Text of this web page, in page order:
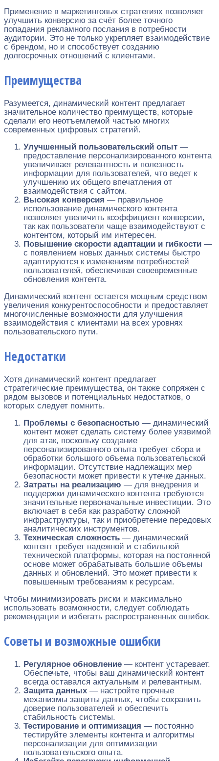
Применение в маркетинговых стратегиях позволяет
улучшить конверсию за счёт более точного
попадания рекламного послания в потребности
аудитории. Это не только укрепляет взаимодействие
с брендом, но и способствует созданию
долгосрочных отношений с клиентами.
Преимущества
Разумеется, динамический контент предлагает
значительное количество преимуществ, которые
сделали его неотъемлемой частью многих
современных цифровых стратегий.
Улучшенный пользовательский опыт —
предоставление персонализированного контента
увеличивает релевантность и полезность
информации для пользователей, что ведет к
улучшению их общего впечатления от
взаимодействия с сайтом.
Высокая конверсия — правильное
использование динамического контента
позволяет увеличить коэффициент конверсии,
так как пользователи чаще взаимодействуют с
контентом, который им интересен.
Повышение скорости адаптации и гибкости —
с появлением новых данных системы быстро
адаптируются к изменениям потребностей
пользователей, обеспечивая своевременные
обновления контента.
Динамический контент остается мощным средством
увеличения конкурентоспособности и предоставляет
многочисленные возможности для улучшения
взаимодействия с клиентами на всех уровнях
пользовательского пути.
Недостатки
Хотя динамический контент предлагает
стратегические преимущества, он также сопряжен с
рядом вызовов и потенциальных недостатков, о
которых следует помнить.
Проблемы с безопасностью — динамический
контент может сделать систему более уязвимой
для атак, поскольку создание
персонализированного опыта требует сбора и
обработки большого объема пользовательской
информации. Отсутствие надлежащих мер
безопасности может привести к утечке данных.
Затраты на реализацию — для внедрения и
поддержки динамического контента требуются
значительные первоначальные инвестиции. Это
включает в себя как разработку сложной
инфраструктуры, так и приобретение передовых
аналитических инструментов.
Техническая сложность — динамический
контент требует надежной и стабильной
технической платформы, которая на постоянной
основе может обрабатывать большие объемы
данных и обновлений. Это может привести к
повышенным требованиям к ресурсам.
Чтобы минимизировать риски и максимально
использовать возможности, следует соблюдать
рекомендации и избегать распространенных ошибок.
Советы и возможные ошибки
Регулярное обновление — контент устаревает.
Обеспечьте, чтобы ваш динамический контент
всегда оставался актуальным и релевантным.
Защита данных — настройте прочные
механизмы защиты данных, чтобы сохранить
доверие пользователей и обеспечить
стабильность системы.
Тестирование и оптимизация — постоянно
тестируйте элементы контента и алгоритмы
персонализации для оптимизации
пользовательского опыта.